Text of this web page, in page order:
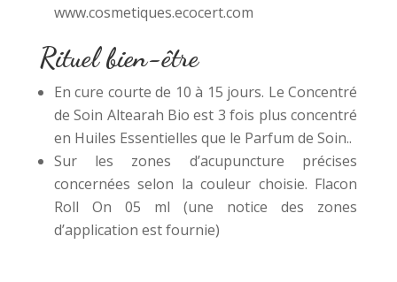
www.cosmetiques.ecocert.com
Rituel bien-être
En cure courte de 10 à 15 jours. Le Concentré
de Soin Altearah Bio est 3 fois plus concentré
en Huiles Essentielles que le Parfum de Soin..
Sur les zones d’acupuncture précises
concernées selon la couleur choisie. Flacon
Roll On 05 ml (une notice des zones
d’application est fournie)